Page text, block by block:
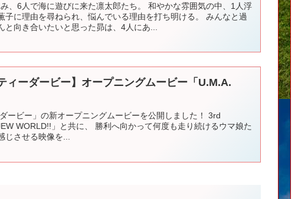
、6人で海に遊びに来た凛太郎たち。 和やかな雰囲気の中、1人浮
子に理由を尋ねられ、悩んでいる理由を打ち明ける。 みんなと過
と向き合いたいと思った昴は、4人にあ...
ィーダービー】オープニングムービー「U.M.A.
ービー」の新オープニングムービーを公開しました！ 3rd
WORLD!!」と共に、 勝利へ向かって何度も走り続けるウマ娘た
じさせる映像を...